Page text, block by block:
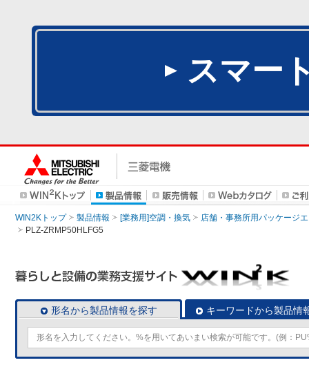
スマー
WIN2Kトップ 製品情報 [業務用]空調・換気
店舗・事務所用パッケージ
PLZ-ZRMP50HLFG5
形名から製品情報を探す キーワードから製品情